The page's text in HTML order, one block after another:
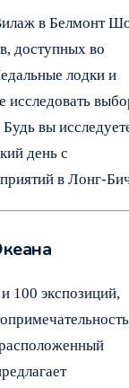
в Белмонт
доступных во
лодки и
исследовать
вы
день с
в Лонг-
100 экспозиций,